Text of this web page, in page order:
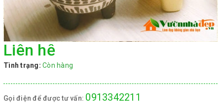
Liên hệ
Tình trạng: Còn hàng
Gọi điện để được tư vấn: 0913342211